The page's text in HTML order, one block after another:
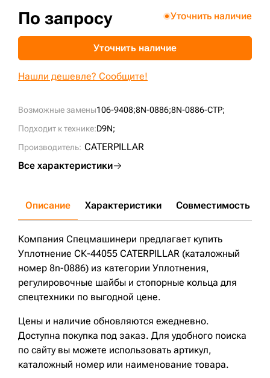
Возможные замены106-9408;8N-0886;8N-0886-CTP;
Подходит к технике:D9N;
Производитель: CATERPILLAR
Все характеристики
По запросу Уточнить наличие
Уточнить наличие
Нашли дешевле? Сообщите!
Описание Характеристики Совместимость
Компания Спецмашинери предлагает купить
Уплотнение СК-44055 CATERPILLAR (каталожный
номер 8n-0886) из категории Уплотнения,
регулировочные шайбы и стопорные кольца для
спецтехники по выгодной цене.
Цены и наличие обновляются ежедневно.
Доступна покупка под заказ. Для удобного поиска
по сайту вы можете использовать артикул,
каталожный номер или наименование товара.
sksale@skdst.ru
+7 (499) 394-50-93